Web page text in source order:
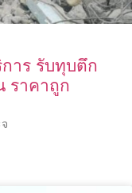
าร รับทุบตึก
ราคาถูก